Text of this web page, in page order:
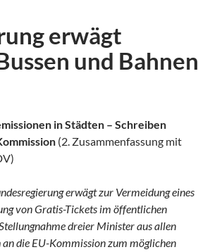
erwägt
und Bahnen
in Städten – Schreiben
(2. Zusammenfassung mit
erwägt zur Vermeidung eines
von Gratis-Tickets im öffentlichen
dreier Minister aus allen
die EU-Kommission zum möglichen